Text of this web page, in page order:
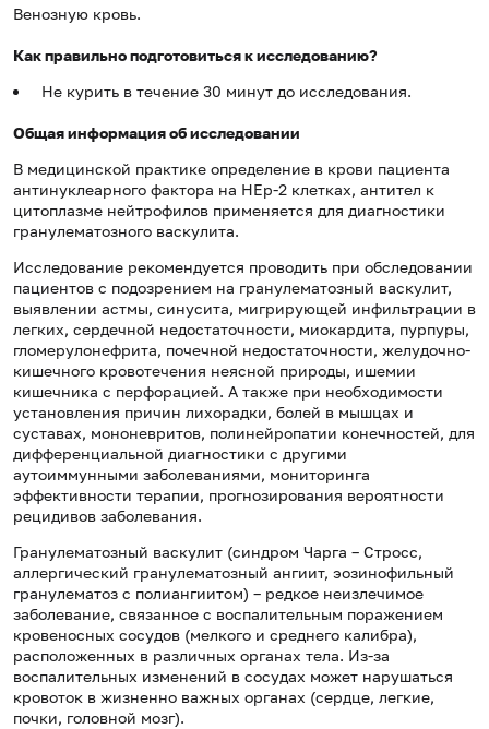
Венозную кровь.
Как правильно подготовиться к исследованию?
Не курить в течение 30 минут до исследования.
Общая информация об исследовании
В медицинской практике определение в крови пациента
антинуклеарного фактора на HEp-2 клетках, антител к
цитоплазме нейтрофилов применяется для диагностики
гранулематозного васкулита.
Исследование рекомендуется проводить при обследовании
пациентов с подозрением на гранулематозный васкулит,
выявлении астмы, синусита, мигрирующей инфильтрации в
легких, сердечной недостаточности, миокардита, пурпуры,
гломерулонефрита, почечной недостаточности, желудочно-
кишечного кровотечения неясной природы, ишемии
кишечника с перфорацией. А также при необходимости
установления причин лихорадки, болей в мышцах и
суставах, мононевритов, полинейропатии конечностей, для
дифференциальной диагностики с другими
аутоиммунными заболеваниями, мониторинга
эффективности терапии, прогнозирования вероятности
рецидивов заболевания.
Гранулематозный васкулит (синдром Чарга – Стросс,
аллергический гранулематозный ангиит, эозинофильный
гранулематоз с полиангиитом) – редкое неизлечимое
заболевание, связанное с воспалительным поражением
кровеносных сосудов (мелкого и среднего калибра),
расположенных в различных органах тела. Из-за
воспалительных изменений в сосудах может нарушаться
кровоток в жизненно важных органах (сердце, легкие,
почки, головной мозг).